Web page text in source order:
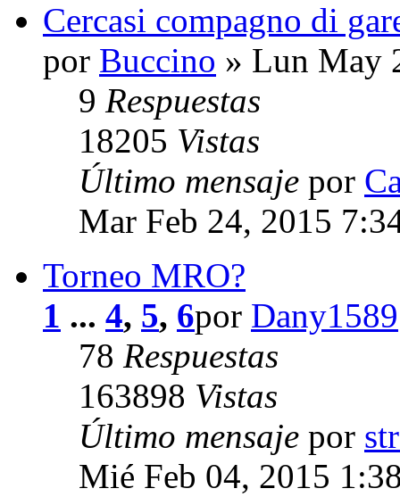
Cercasi compagno di
por Buccino » Lun May
9 Respuestas
18205 Vistas
Último mensaje por
Mar Feb 24, 2015
Torneo MRO?
1 ... 4, 5, 6por Dany1589
78 Respuestas
163898 Vistas
Último mensaje por
Mié Feb 04, 2015